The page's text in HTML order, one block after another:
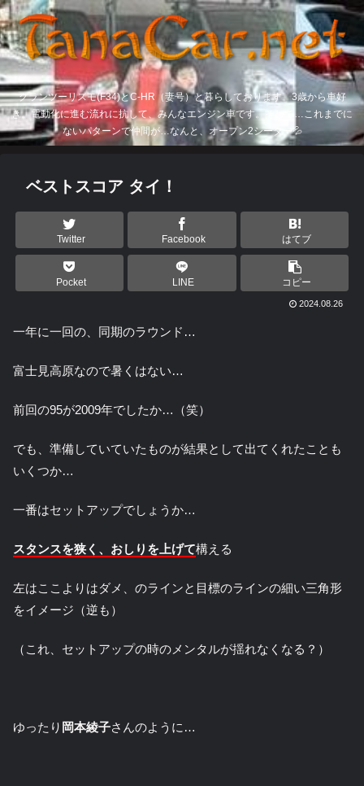
グランツーリスモ(F34)とC-HR（妻号）と暮らしております。3歳から車好
き。電動化に進む流れに抗して、みんなエンジン車です。そして…これまでに
ないパターンで仲間が…なんと、オープン2シーター💦
ベストスコア タイ！
Twitter Facebook はてブ
Pocket LINE コピー
2024.08.26
一年に一回の、同期のラウンド…
富士見高原なので暑くはない…
前回の95が2009年でしたか…（笑）
でも、準備していていたものが結果として出てくれたことも
いくつか…
一番はセットアップでしょうか…
スタンスを狭く、おしりを上げて構える
左はここよりはダメ、のラインと目標のラインの細い三角形
をイメージ（逆も）
（これ、セットアップの時のメンタルが揺れなくなる？）
ゆったり 岡本綾子さんのように…